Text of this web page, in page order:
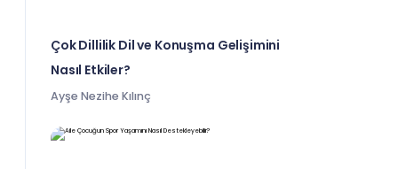
Çok Dillilik Dil ve Konuşma Gelişimini
Nasıl Etkiler?
Ayşe Nezihe Kılınç